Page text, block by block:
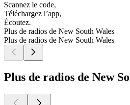
Scannez le code,
Téléchargez l’app,
Écoutez.
Plus de radios de New South Wales
Plus de radios de New South Wales
Plus de radios de New